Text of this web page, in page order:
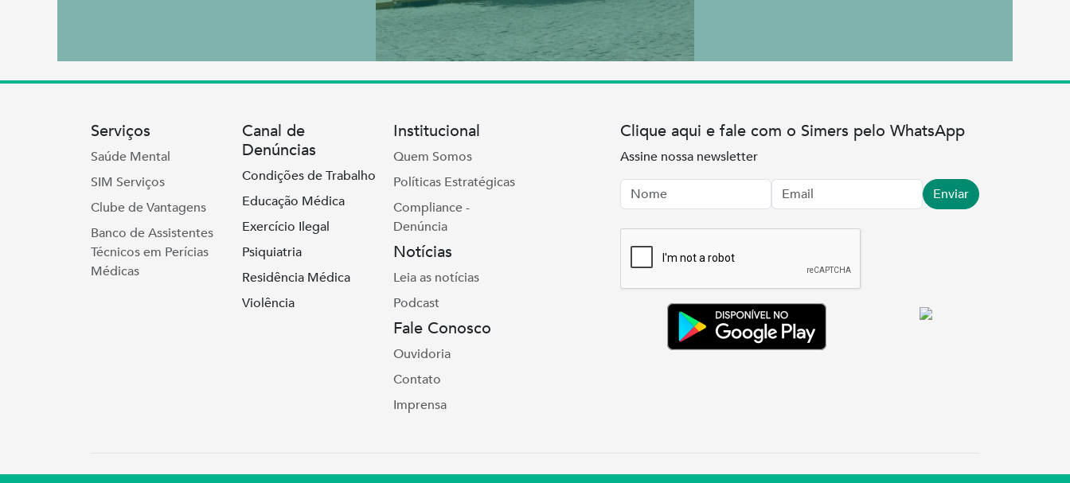
Serviços
Saúde Mental
SIM Serviços
Clube de Vantagens
Banco de Assistentes
Técnicos em Perícias
Médicas
Canal de
Denúncias
Condições de Trabalho
Educação Médica
Exercício Ilegal
Psiquiatria
Residência Médica
Violência
Institucional
Quem Somos
Políticas Estratégicas
Compliance -
Denúncia
Notícias
Leia as notícias
Podcast
Fale Conosco
Ouvidoria
Contato
Imprensa
Clique aqui e fale com o Simers pelo WhatsApp
Assine nossa newsletter
Nome
Email Enviar